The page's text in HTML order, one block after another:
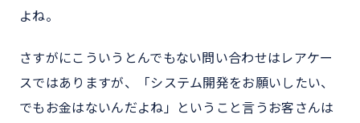
よね。
さすがにこういうとんでもない問い合わせはレアケー
スではありますが、「システム開発をお願いしたい、
でもお金はないんだよね」ということ言うお客さんは